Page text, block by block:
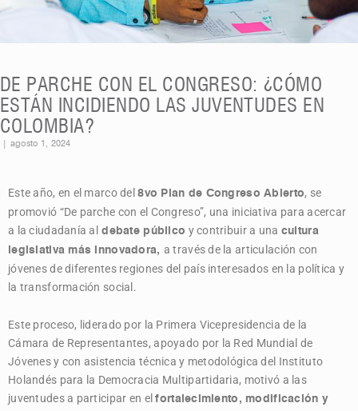
DE PARCHE CON EL CONGRESO: ¿CÓMO
ESTÁN INCIDIENDO LAS JUVENTUDES EN
COLOMBIA?
agosto 1, 2024
Este año, en el marco del8vo Plan de Congreso Abierto, se
promovió “De parche con el Congreso”, una iniciativa para acercar
a la ciudadanía al
debate público y contribuir a una cultura
legislativa más innovadora, a través de la articulación con
jóvenes de diferentes regiones del país interesados en la política y
la transformación social.
Este proceso, liderado por la Primera Vicepresidencia de la
Cámara de Representantes, apoyado por la Red Mundial de
Jóvenes y con asistencia técnica y metodológica del Instituto
Holandés para la Democracia Multipartidaria, motivó a las
juventudes a participar en elfortalecimiento, modificación y